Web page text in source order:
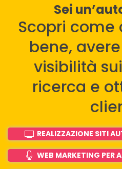
Sei
Scopri
bene,
visibilità
ricerca e
REALIZZAZIONE SITI
WEB MARKETING PER